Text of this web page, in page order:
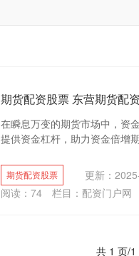
期货配资股票 东营期货配
在瞬息万变的期货市场中，资
提供资金杠杆，助力资金倍增
期货配资股票 更新：
阅读： 74 栏目： 配资门户网
共 1 页/1